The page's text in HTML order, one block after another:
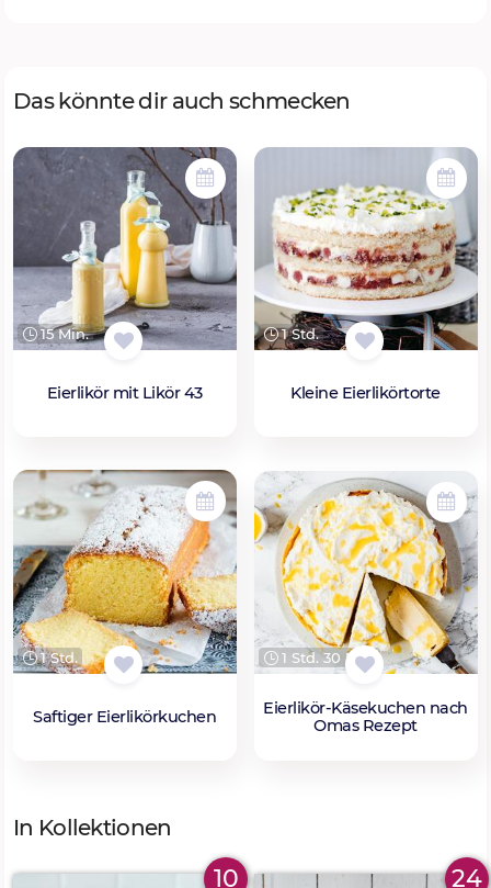
Das könnte dir auch schmecken
15 Min.
Eierlikör mit Likör 43
1 Std.
Kleine Eierlikörtorte
1 Std.
Saftiger Eierlikörkuchen
1 Std. 30 Min.
Eierlikör-Käsekuchen nach
Omas Rezept
In Kollektionen
10 24